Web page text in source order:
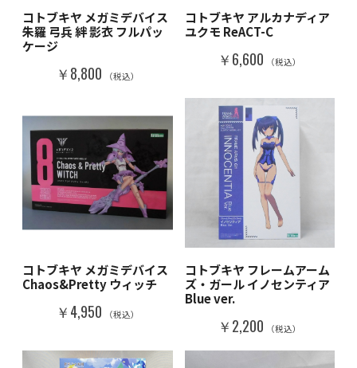
コトブキヤ メガミデバイス
朱羅 弓兵 絆 影衣 フルパッ
ケージ
￥8,800 （税込）
コトブキヤ アルカナディア
ユクモ ReACT-C
￥6,600 （税込）
コトブキヤ メガミデバイス
Chaos&Pretty ウィッチ
￥4,950 （税込）
コトブキヤ フレームアーム
ズ・ガール イノセンティア
Blue ver.
￥2,200 （税込）